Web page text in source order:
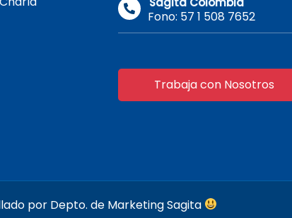
Fono: 57 1 508 7652
Trabaja con Nosotros
por Depto. de Marketing Sagita